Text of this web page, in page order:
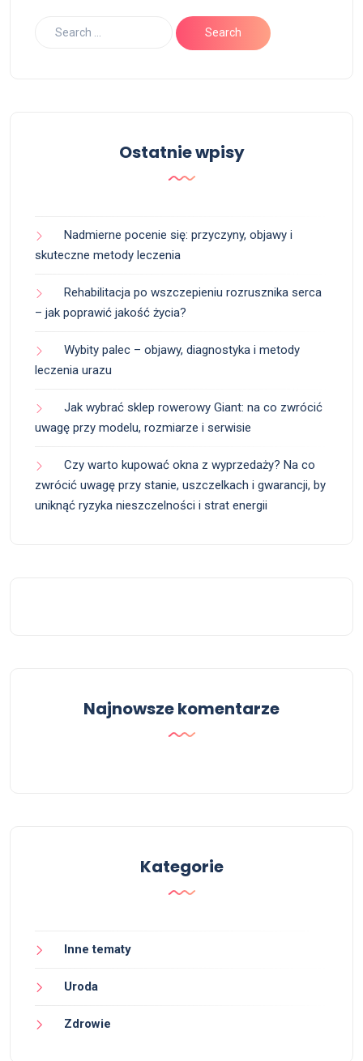
Ostatnie wpisy
Nadmierne pocenie się: przyczyny, objawy i
skuteczne metody leczenia
Rehabilitacja po wszczepieniu rozrusznika serca
– jak poprawić jakość życia?
Wybity palec – objawy, diagnostyka i metody
leczenia urazu
Jak wybrać sklep rowerowy Giant: na co zwrócić
uwagę przy modelu, rozmiarze i serwisie
Czy warto kupować okna z wyprzedaży? Na co
zwrócić uwagę przy stanie, uszczelkach i gwarancji, by
uniknąć ryzyka nieszczelności i strat energii
Najnowsze komentarze
Kategorie
Inne tematy
Uroda
Zdrowie